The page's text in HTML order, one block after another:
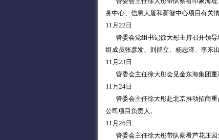
务中心、信息大厦和新智中心项目有关
11月22日
管委会党组书记徐大彤主持召开领导
组成员张彦发、刘群立、杨志泽、李东
11月23日
管委会主任徐大彤会见金东海集团董
11月24日
管委会主任徐大彤赴北京推动招商重
公司项目负责人。
11月26日
管委会主任徐大彤带队察看芦花庄园